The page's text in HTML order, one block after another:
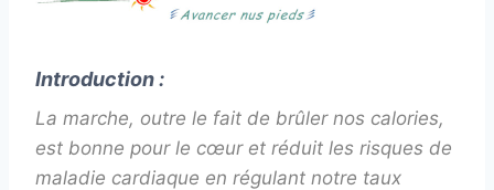
Introduction :
La marche, outre le fait de brûler nos calories,
est bonne pour le cœur et réduit les risques de
maladie cardiaque en régulant notre taux